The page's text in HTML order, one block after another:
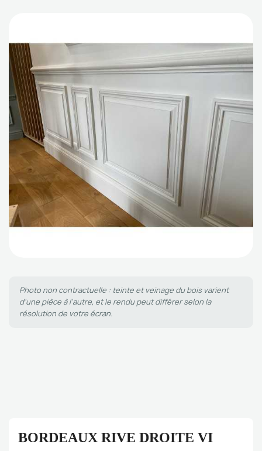
Photo non contractuelle : teinte et veinage du bois varient
d'une pièce à l'autre, et le rendu peut différer selon la
résolution de votre écran.
BORDEAUX RIVE DROITE VI